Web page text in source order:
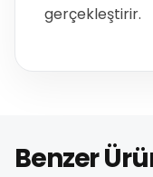
gerçekleştirir.
Benzer